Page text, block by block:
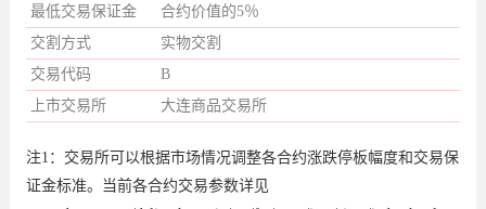
最低交易保证金
合约价值的5％
交割方式
实物交割
交易代码
B
上市交易所
大连商品交易所
注1：交易所可以根据市场情况调整各合约涨跌停板幅度和交易保
证金标准。当前各合约交易参数详见